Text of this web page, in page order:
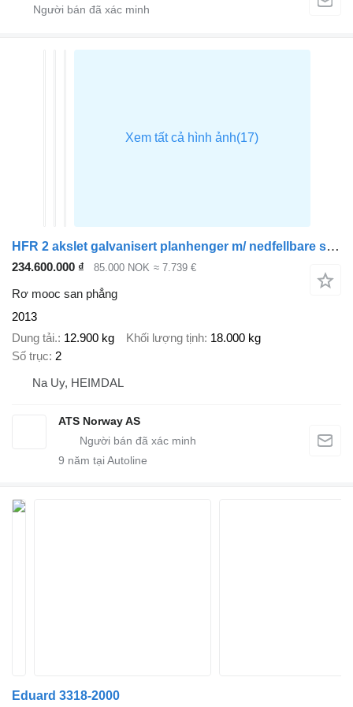
HFR 2 akslet galvanisert planhenger m/ nedfellbare sidelemmer
234.600.000 ₫ 85.000 NOK ≈ 7.739 €
Rơ mooc san phẳng
2013
Dung tải. 12.900 kg Khối lượng tịnh 18.000 kg
Số trục 2
Na Uy, HEIMDAL
ATS Norway AS
9 năm tại Autoline
Eduard 3318-2000